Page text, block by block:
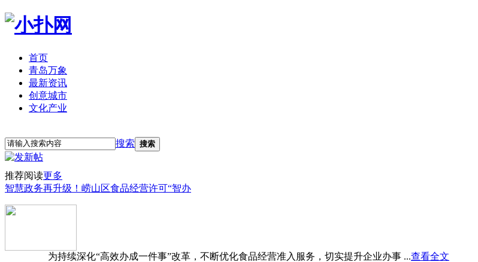
首页
青岛万象
最新资讯
创意城市
文化产业
搜索 搜索
推荐阅读更多
智慧政务再升级！崂山区食品经营许可“智办
为持续深化“高效办成一件事”改革，不断优化食品经营准入服务，切实提升企业办事 ...查看全文